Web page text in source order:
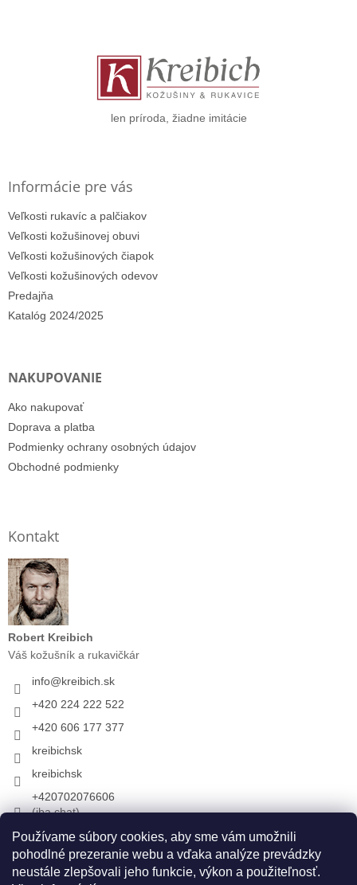
Používame súbory cookies, aby sme vám umožnili
pohodlné prezeranie webu a vďaka analýze prevádzky
neustále zlepšovali jeho funkcie, výkon a použiteľnosť.
len príroda, žiadne imitácie
Informácie pre vás
Veľkosti rukavíc a palčiakov
Veľkosti kožušinovej obuvi
Veľkosti kožušinových čiapok
Veľkosti kožušinových odevov
Predajňa
Katalóg 2024/2025
NAKUPOVANIE
Ako nakupovať
Doprava a platba
Podmienky ochrany osobných údajov
Obchodné podmienky
Kontakt
Robert Kreibich
Váš kožušník a rukavičkár
info@kreibich.sk
+420 224 222 522
+420 606 177 377
kreibichsk
kreibichsk
+420702076606
(iba chat)
Prijímame online platby